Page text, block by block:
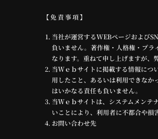
【免責事項】
当社が運営するWEBページおよび
負いません。著作権・人格権・プ
なります。重ねて申し上げますが、
当Ｗｅｂサイトに掲載する情報に
用したこと、あるいは利用できな
はいかなる責任も負いません。
当Ｗｅｂサイトは、システムメンテ
いことにより、利用者に不都合や損
お問い合わせ先